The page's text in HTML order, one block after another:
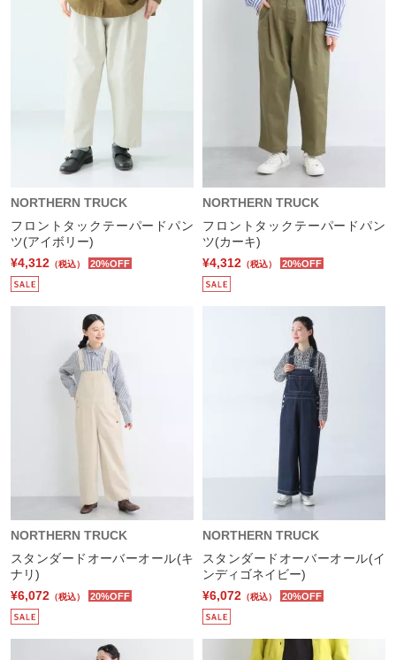
NORTHERN TRUCK
フロントタックテーパードパン
ツ(アイボリー)
¥4,312 （税込） 20%OFF
NORTHERN TRUCK
フロントタックテーパードパン
ツ(カーキ)
¥4,312 （税込） 20%OFF
NORTHERN TRUCK
スタンダードオーバーオール(キ
ナリ)
¥6,072 （税込） 20%OFF
NORTHERN TRUCK
スタンダードオーバーオール(イ
ンディゴネイビー)
¥6,072 （税込） 20%OFF